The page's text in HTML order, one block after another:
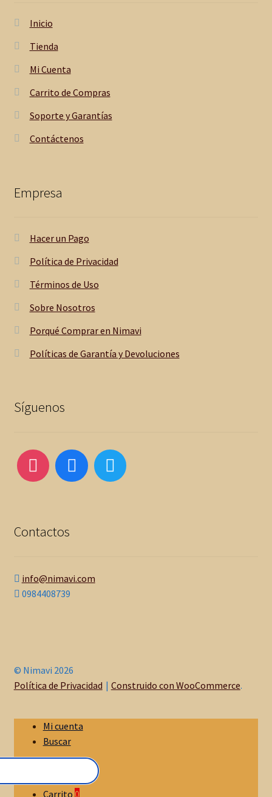
Inicio
Tienda
Mi Cuenta
Carrito de Compras
Soporte y Garantías
Contáctenos
Empresa
Hacer un Pago
Política de Privacidad
Términos de Uso
Sobre Nosotros
Porqué Comprar en Nimavi
Políticas de Garantía y Devoluciones
Síguenos
Contactos
info@nimavi.com
0984408739
© Nimavi 2026
Política de Privacidad
Construido con WooCommerce.
Mi cuenta
Buscar
Carrito 0